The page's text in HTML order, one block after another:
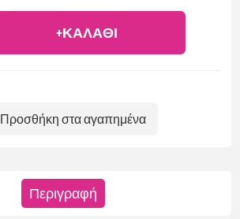
+ΚΑΛΆΘΙ
Προσθήκη στα αγαπημένα
Περιγραφή